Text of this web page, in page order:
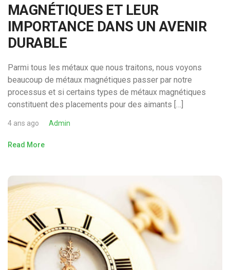
MAGNÉTIQUES ET LEUR
IMPORTANCE DANS UN AVENIR
DURABLE
Parmi tous les métaux que nous traitons, nous voyons
beaucoup de métaux magnétiques passer par notre
processus et si certains types de métaux magnétiques
constituent des placements pour des aimants […]
4 ans ago Admin
Read More